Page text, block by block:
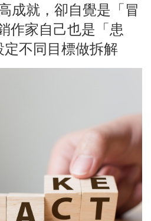
成就，卻自覺是「冒
作家自己也是「患
不同目標做拆解